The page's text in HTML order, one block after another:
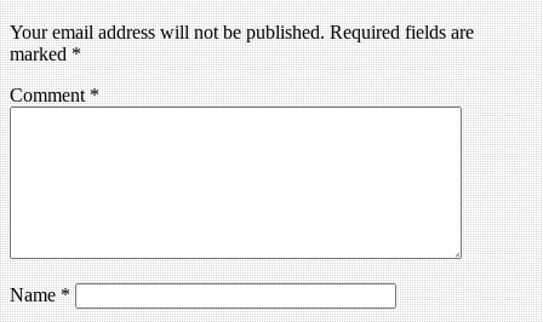
Your email address will not be published. Required fields are
marked*
Comment*
Name*